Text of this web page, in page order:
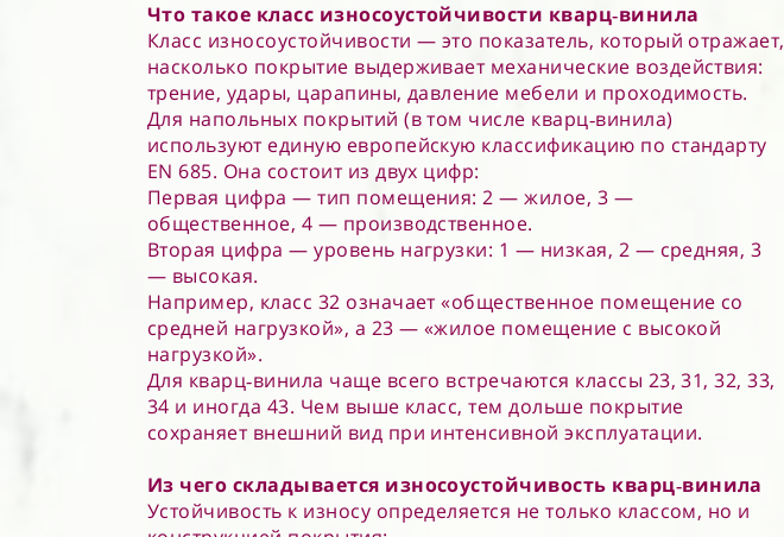
Что такое класс износоустойчивости кварц‑винила
Класс износоустойчивости — это показатель, который отражает,
насколько покрытие выдерживает механические воздействия:
трение, удары, царапины, давление мебели и проходимость.
Для напольных покрытий (в том числе кварц‑винила)
используют единую европейскую классификацию по стандарту
EN 685. Она состоит из двух цифр:
Первая цифра — тип помещения: 2 — жилое, 3 —
общественное, 4 — производственное.
Вторая цифра — уровень нагрузки: 1 — низкая, 2 — средняя, 3
— высокая.
Например, класс 32 означает «общественное помещение со
средней нагрузкой», а 23 — «жилое помещение с высокой
нагрузкой».
Для кварц‑винила чаще всего встречаются классы 23, 31, 32, 33,
34 и иногда 43. Чем выше класс, тем дольше покрытие
сохраняет внешний вид при интенсивной эксплуатации.
Из чего складывается износоустойчивость кварц‑винила
Устойчивость к износу определяется не только классом, но и